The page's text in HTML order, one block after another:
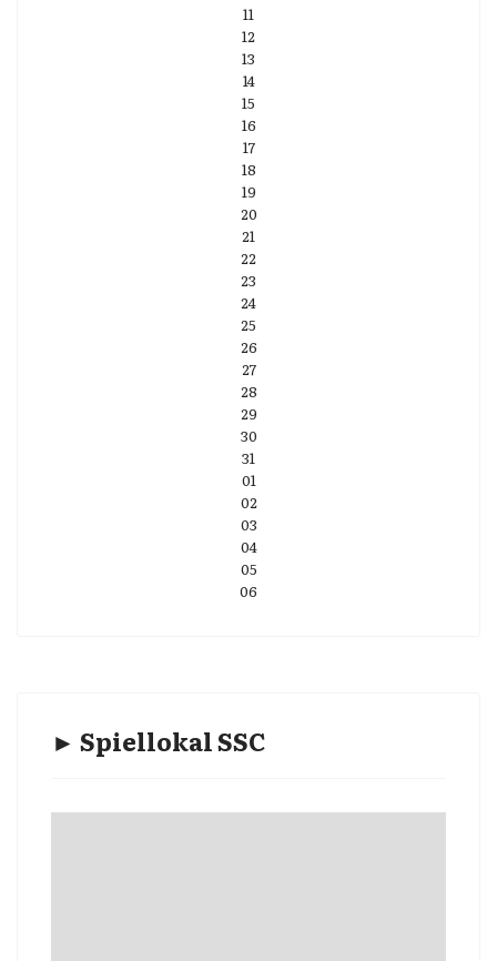
11
12
13
14
15
16
17
18
19
20
21
22
23
24
25
26
27
28
29
30
31
01
02
03
04
05
06
► Spiellokal SSC